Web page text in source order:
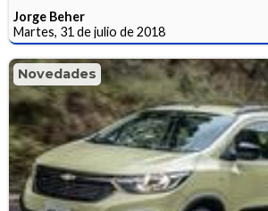
Jorge Beher
Martes, 31 de julio de 2018
Novedades